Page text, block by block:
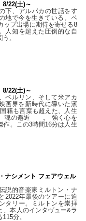
22(土)～
下、アルパカの世話をす
で今を生きている。ペ
ップ出場に期待を寄せる8
人知を超えた圧倒的な自
。
22(土)～
ベルリン、そして米アカ
界を新時代に導いた濱
籍も言葉も超えた、人生
魂の邂逅――。 強く心を
作。この3時間16分は人生
ナシメント フェアウェル
説的音楽家ミルトン・ナ
2022年最後のツアーに迫
タリー。ミルトンを崇拝
、本人のインタヴュー&ラ
分。